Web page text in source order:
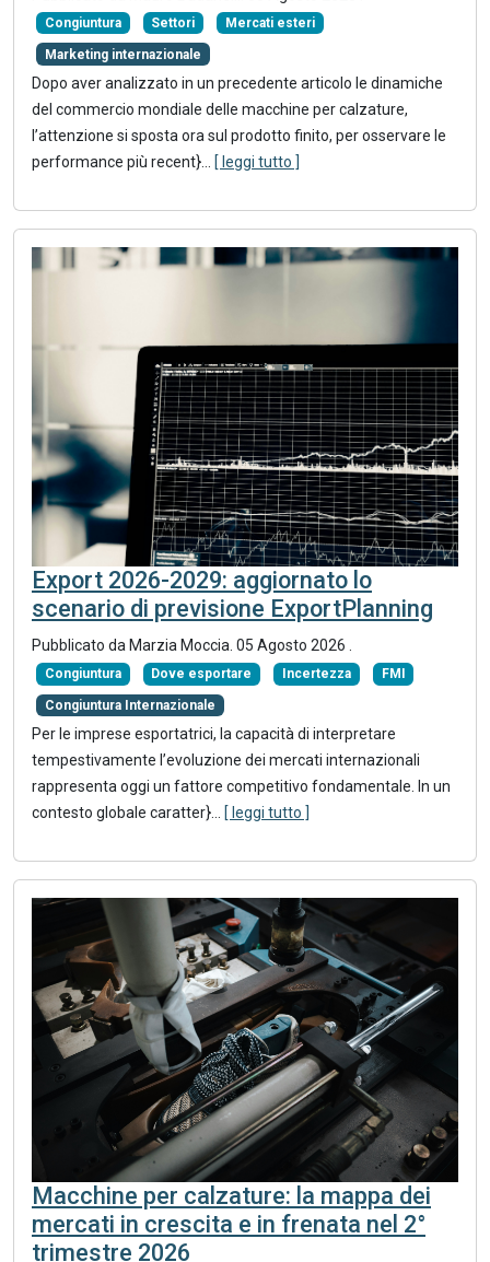
Congiuntura Settori Mercati esteri
Marketing internazionale
Dopo aver analizzato in un precedente articolo le dinamiche
del commercio mondiale delle macchine per calzature,
l’attenzione si sposta ora sul prodotto finito, per osservare le
performance più recent}
[ leggi tutto ]
Export 2026-2029: aggiornato lo
scenario di previsione ExportPlanning
Pubblicato da Marzia Moccia. 05 Agosto 2026 .
Congiuntura Dove esportare Incertezza FMI
Congiuntura Internazionale
Per le imprese esportatrici, la capacità di interpretare
tempestivamente l’evoluzione dei mercati internazionali
rappresenta oggi un fattore competitivo fondamentale. In un
contesto globale caratter}
[ leggi tutto ]
Macchine per calzature: la mappa dei
mercati in crescita e in frenata nel 2°
trimestre 2026